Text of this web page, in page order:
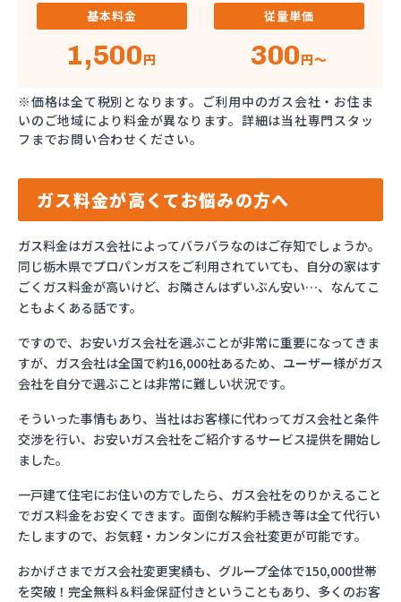
基本料金
1,500円
従量単価
300円～
※価格は全て税別となります。ご利用中のガス会社・お住ま
いのご地域により料金が異なります。詳細は当社専門スタッ
フまでお問い合わせください。
ガス料金が高くてお悩みの方へ
ガス料金はガス会社によってバラバラなのはご存知でしょうか。
同じ栃木県でプロパンガスをご利用されていても、自分の家はす
ごくガス料金が高いけど、お隣さんはずいぶん安い…、なんてこ
ともよくある話です。
ですので、お安いガス会社を選ぶことが非常に重要になってきま
すが、ガス会社は全国で約16,000社あるため、ユーザー様がガス
会社を自分で選ぶことは非常に難しい状況です。
そういった事情もあり、当社はお客様に代わってガス会社と条件
交渉を行い、お安いガス会社をご紹介するサービス提供を開始し
ました。
一戸建て住宅にお住いの方でしたら、ガス会社をのりかえること
でガス料金をお安くできます。面倒な解約手続き等は全て代行い
たしますので、お気軽・カンタンにガス会社変更が可能です。
おかげさまでガス会社変更実績も、グループ全体で150,000世帯
を突破！完全無料＆料金保証付きということもあり、多くのお客